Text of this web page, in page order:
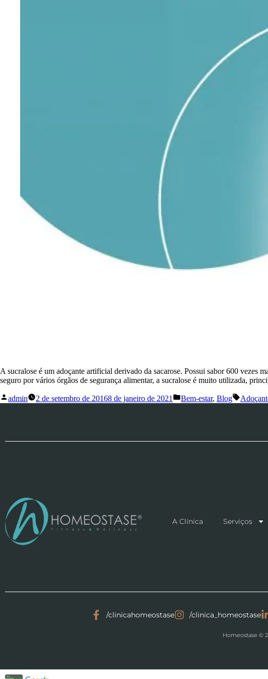
A sucralose é um adoçante artificial derivado da sacarose. Possui sabor 600 vezes
seguro por vários órgãos de segurança alimentar, a sucralose é muito utilizada,
admin 2 de setembro de 20168 de janeiro de 2021 Bem-estar, Blog
A Clínica Serviços
/clinicahomeostase /clinica_homeostase
Homeostase ©